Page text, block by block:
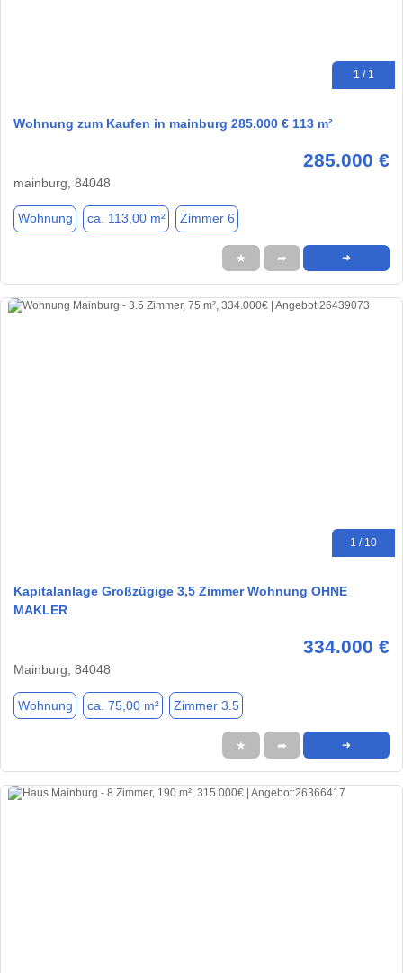
1 / 1
Wohnung zum Kaufen in mainburg 285.000 € 113 m²
285.000 €
mainburg, 84048
Wohnung ca. 113,00 m² Zimmer 6
★ ➦ ➜
1 / 10
Kapitalanlage Großzügige 3,5 Zimmer Wohnung OHNE
MAKLER
334.000 €
Mainburg, 84048
Wohnung ca. 75,00 m² Zimmer 3.5
★ ➦ ➜